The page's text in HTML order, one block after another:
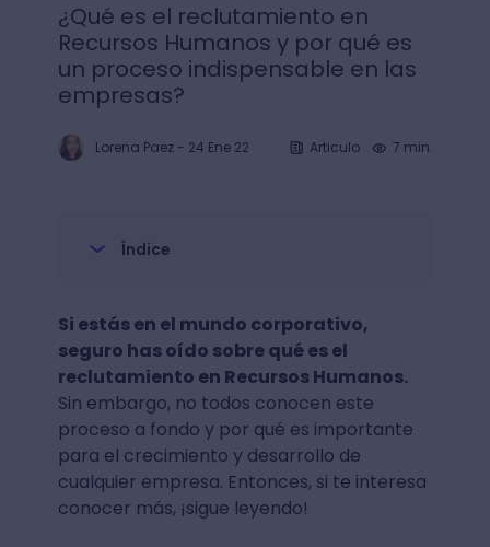
¿Qué es el reclutamiento en
Recursos Humanos y por qué es
un proceso indispensable en las
empresas?
Lorena Paez- 24 Ene 22 Articulo 7 min.
Índice
Si estás en el mundo corporativo,
seguro has oído sobre qué es el
reclutamiento en Recursos Humanos.
Sin embargo, no todos conocen este
proceso a fondo y por qué es importante
para el crecimiento y desarrollo de
cualquier empresa. Entonces, si te interesa
conocer más, ¡sigue leyendo!